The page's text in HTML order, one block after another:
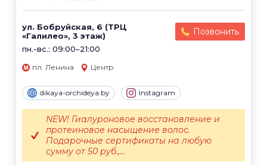
ул. Бобруйская, 6 (ТРЦ
«Галилео», 3 этаж)
пн.-вс.: 09:00–21:00
Позвонить
пл. Ленина Центр
dikaya-orchideya.by Instagram
NEW! Гиалуроновое восстановление и
протеиновое насыщение волос.
Подарочные сертификаты на любую
сумму от 50 руб.,...